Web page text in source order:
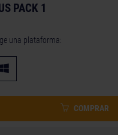
PACK 1
una plataforma:
COMPRAR